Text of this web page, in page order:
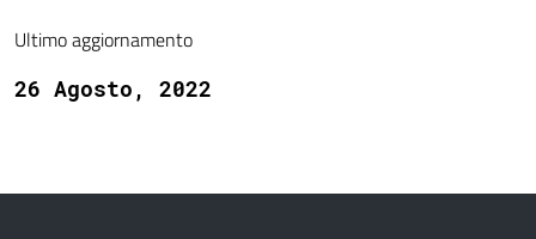
Ultimo aggiornamento
26 Agosto, 2022